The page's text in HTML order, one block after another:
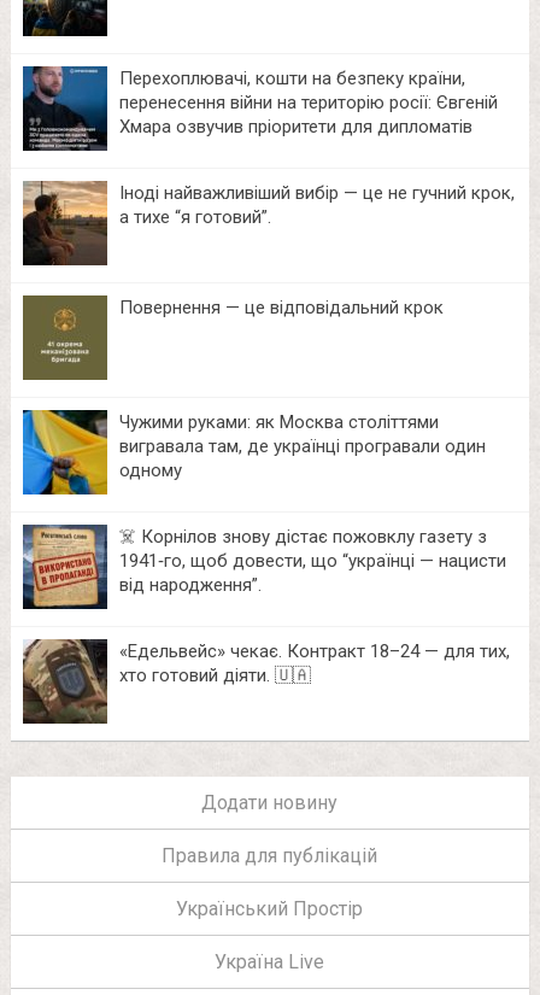
Перехоплювачі, кошти на безпеку країни,
перенесення війни на територію росії: Євгеній
Хмара озвучив пріоритети для дипломатів
Іноді найважливіший вибір — це не гучний крок,
а тихе “я готовий”.
Повернення — це відповідальний крок
Чужими руками: як Москва століттями
вигравала там, де українці програвали один
одному
☠️ Корнілов знову дістає пожовклу газету з
1941‑го, щоб довести, що “українці — нацисти
від народження”.
«Едельвейс» чекає. Контракт 18–24 — для тих,
хто готовий діяти. 🇺🇦
Додати новину
Правила для публікацій
Український Простір
Україна Live